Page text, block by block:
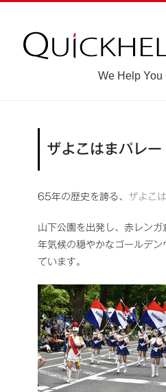
We Help You
ザよこはまパレ
65年の歴史を誇る、 ザよこ
山下公園を出発し、赤レン
年気候の穏やかなゴールデ
ています。